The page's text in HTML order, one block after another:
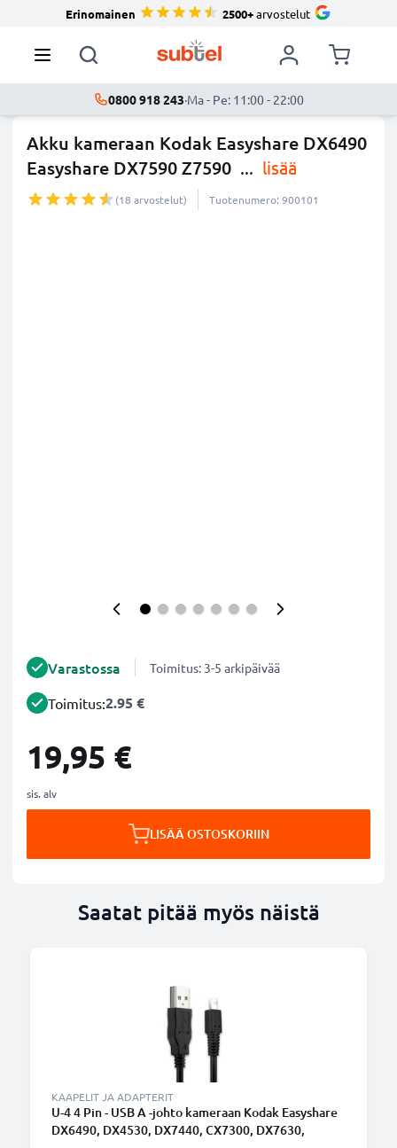
Erinomainen 2500+arvostelut
0800 918 243·Ma - Pe: 11:00 - 22:00
Akku kameraan Kodak Easyshare DX6490
Easyshare DX7590 Z7590 ... lisää
(18 arvostelut) Tuotenumero: 900101
Varastossa Toimitus: 3-5 arkipäivää
Toimitus:2.95 €
19,95 €
sis. alv
LISÄÄ OSTOSKORIIN
Saatat pitää myös näistä
KAAPELIT JA ADAPTERIT
U-4 4 Pin - USB A -johto kameraan Kodak Easyshare
DX6490, DX4530, DX7440, CX7300, DX7630,